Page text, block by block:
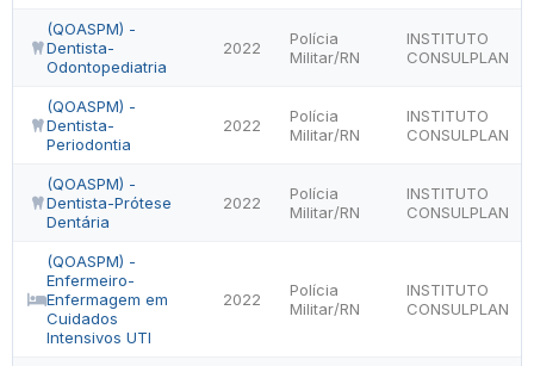
(QOASPM) -
Dentista-
Odontopediatria
2022
Polícia
Militar/RN
INSTITUTO
CONSULPLAN
(QOASPM) -
Dentista-
Periodontia
2022
Polícia
Militar/RN
INSTITUTO
CONSULPLAN
(QOASPM) -
Dentista-Prótese
Dentária
2022
Polícia
Militar/RN
INSTITUTO
CONSULPLAN
(QOASPM) -
Enfermeiro-
Enfermagem em
Cuidados
Intensivos UTI
2022
Polícia
Militar/RN
INSTITUTO
CONSULPLAN